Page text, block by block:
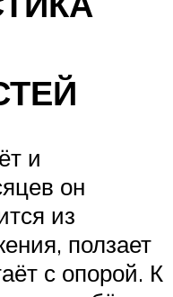
и
он
из
ползает
с опорой. К